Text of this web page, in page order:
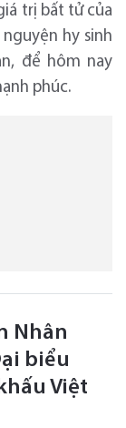
trị bất tử của
hy sinh
để hôm nay
phúc.
Nhân
biểu
Việt